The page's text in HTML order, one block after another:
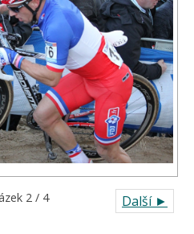
Další ►
2 / 4